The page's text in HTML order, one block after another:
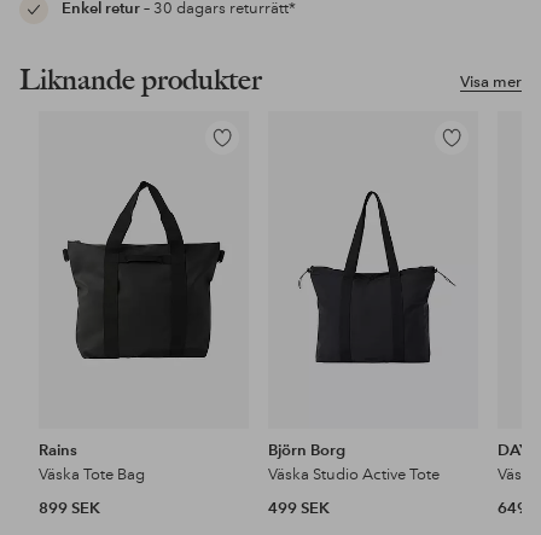
Enkel retur– 30 dagars returrätt*
Visa mer
Liknande produkter
Lägg
Rains
Väska Tote Bag
899 SEK
Lägg
Björn Borg
Väska Studio Active Tote
499 SEK
DAY
649